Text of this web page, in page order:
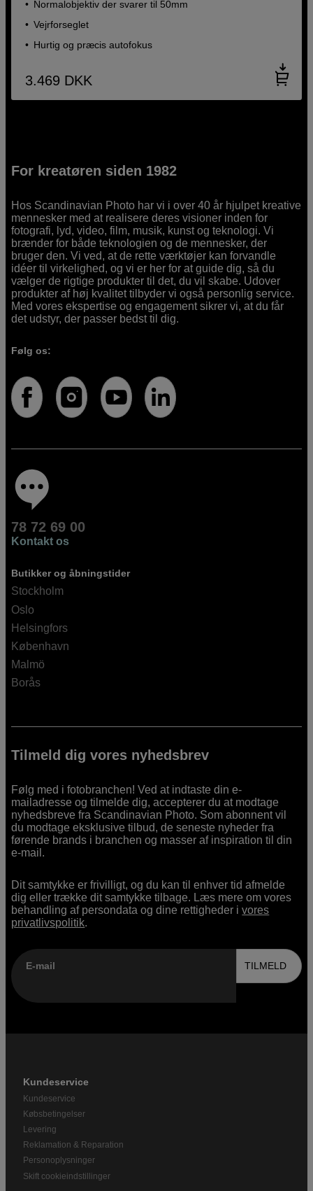
Normalobjektiv der svarer til 50mm
Vejrforseglet
Hurtig og præcis autofokus
3.469 DKK
For kreatøren siden 1982
Hos Scandinavian Photo har vi i over 40 år hjulpet kreative
mennesker med at realisere deres visioner inden for
fotografi, lyd, video, film, musik, kunst og teknologi. Vi
brænder for både teknologien og de mennesker, der
bruger den. Vi ved, at de rette værktøjer kan forvandle
idéer til virkelighed, og vi er her for at guide dig, så du
vælger de rigtige produkter til det, du vil skabe. Udover
produkter af høj kvalitet tilbyder vi også personlig service.
Med vores ekspertise og engagement sikrer vi, at du får
det udstyr, der passer bedst til dig.
Følg os:
78 72 69 00
Kontakt os
Butikker og åbningstider
Stockholm
Oslo
Helsingfors
København
Malmö
Borås
Tilmeld dig vores nyhedsbrev
Følg med i fotobranchen! Ved at indtaste din e-
mailadresse og tilmelde dig, accepterer du at modtage
nyhedsbreve fra Scandinavian Photo. Som abonnent vil
du modtage eksklusive tilbud, de seneste nyheder fra
førende brands i branchen og masser af inspiration til din
e-mail.
Dit samtykke er frivilligt, og du kan til enhver tid afmelde
dig eller trække dit samtykke tilbage. Læs mere om vores
behandling af persondata og dine rettigheder ivores
privatlivspolitik.
E-mail TILMELD
Kundeservice
Kundeservice
Købsbetingelser
Levering
Reklamation & Reparation
Personoplysninger
Skift cookieindstillinger